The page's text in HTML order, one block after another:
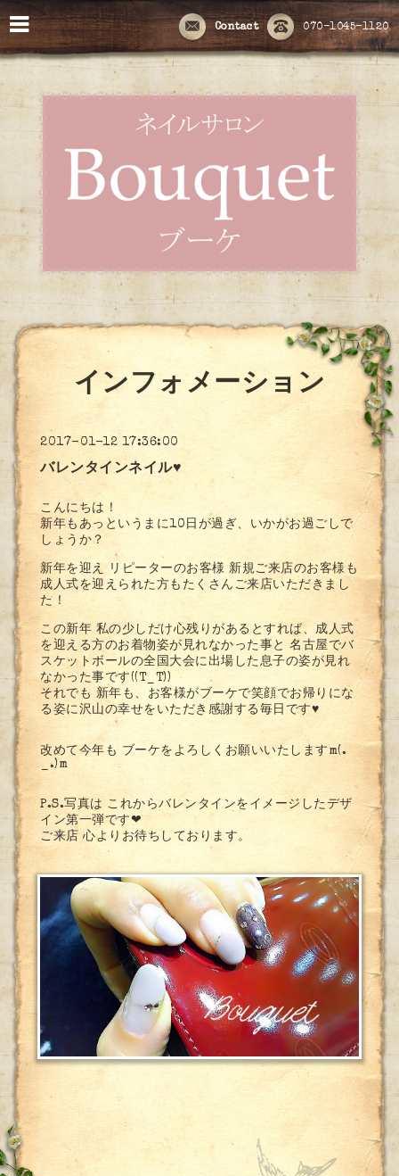
070-1045-1120
Contact
インフォメーション
2017-01-12 17:36:00
バレンタインネイル♥
こんにちは！
新年もあっというまに10日が過ぎ、いかがお過ごしで
しょうか？
新年を迎え リピーターのお客様 新規ご来店のお客様も
成人式を迎えられた方もたくさんご来店いただきまし
た！
この新年 私の少しだけ心残りがあるとすれば、成人式
を迎える方のお着物姿が見れなかった事と 名古屋でバ
スケットボールの全国大会に出場した息子の姿が見れ
なかった事です((T_T))
それでも 新年も、お客様がブーケで笑顔でお帰りにな
る姿に沢山の幸せをいただき感謝する毎日です♥
改めて今年も ブーケをよろしくお願いいたしますm(.
_.)m
P.S.写真は これからバレンタインをイメージしたデザ
イン第一弾です❤
ご来店 心よりお待ちしております。